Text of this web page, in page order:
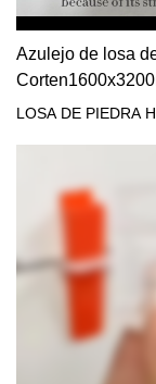
Azulejo de losa
italiano Cargas
LOSA DE PIEDRA